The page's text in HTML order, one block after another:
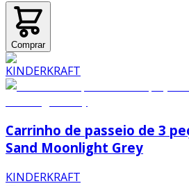
Comprar
Carrinho de passeio de 3
Sand Moonlight Grey
KINDERKRAFT